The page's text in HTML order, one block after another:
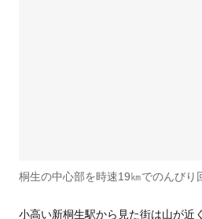
桐生の中心部を時速19㎞でのんびり回
小高い新桐生駅から見た街は山が近